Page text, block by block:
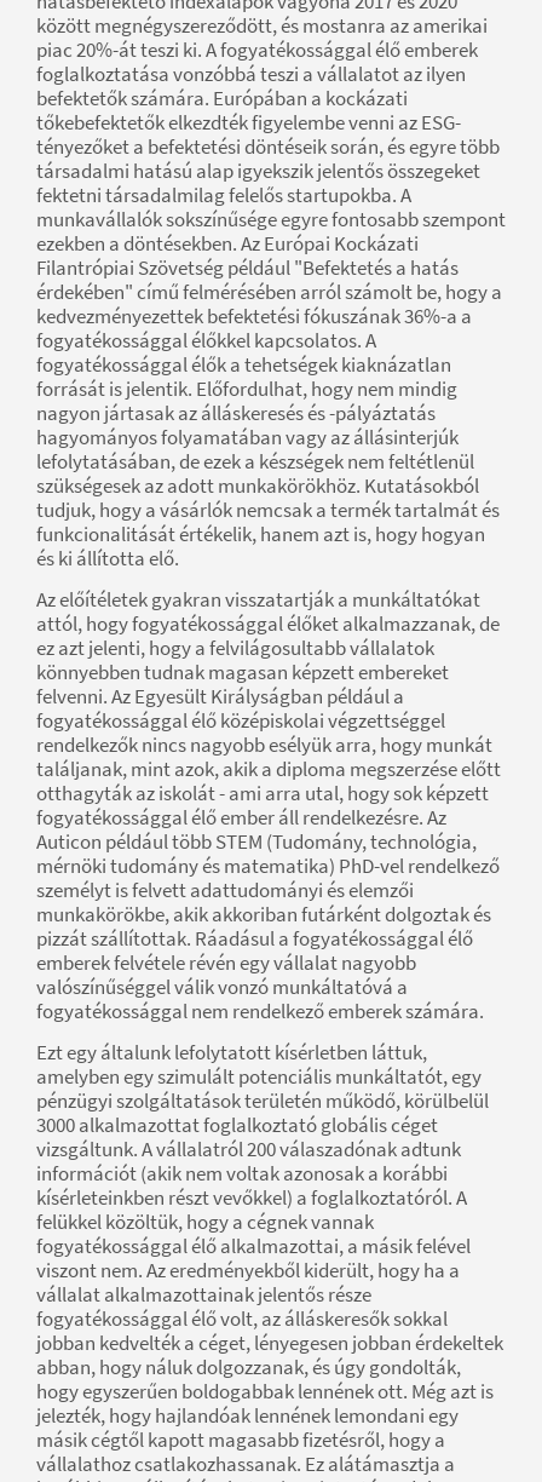
között megnégyszereződött, és mostanra az amerikai
piac 20%-át teszi ki. A fogyatékossággal élő emberek
foglalkoztatása vonzóbbá teszi a vállalatot az ilyen
befektetők számára. Európában a kockázati
tőkebefektetők elkezdték figyelembe venni az ESG-
tényezőket a befektetési döntéseik során, és egyre több
társadalmi hatású alap igyekszik jelentős összegeket
fektetni társadalmilag felelős startupokba. A
munkavállalók sokszínűsége egyre fontosabb szempont
ezekben a döntésekben. Az Európai Kockázati
Filantrópiai Szövetség például "Befektetés a hatás
érdekében" című felmérésében arról számolt be, hogy a
kedvezményezettek befektetési fókuszának 36%-a a
fogyatékossággal élőkkel kapcsolatos. A
fogyatékossággal élők a tehetségek kiaknázatlan
forrását is jelentik. Előfordulhat, hogy nem mindig
nagyon jártasak az álláskeresés és -pályáztatás
hagyományos folyamatában vagy az állásinterjúk
lefolytatásában, de ezek a készségek nem feltétlenül
szükségesek az adott munkakörökhöz. Kutatásokból
tudjuk, hogy a vásárlók nemcsak a termék tartalmát és
funkcionalitását értékelik, hanem azt is, hogy hogyan
és ki állította elő.
Az előítéletek gyakran visszatartják a munkáltatókat
attól, hogy fogyatékossággal élőket alkalmazzanak, de
ez azt jelenti, hogy a felvilágosultabb vállalatok
könnyebben tudnak magasan képzett embereket
felvenni. Az Egyesült Királyságban például a
fogyatékossággal élő középiskolai végzettséggel
rendelkezők nincs nagyobb esélyük arra, hogy munkát
találjanak, mint azok, akik a diploma megszerzése előtt
otthagyták az iskolát - ami arra utal, hogy sok képzett
fogyatékossággal élő ember áll rendelkezésre. Az
Auticon például több STEM (Tudomány, technológia,
mérnöki tudomány és matematika) PhD-vel rendelkező
személyt is felvett adattudományi és elemzői
munkakörökbe, akik akkoriban futárként dolgoztak és
pizzát szállítottak. Ráadásul a fogyatékossággal élő
emberek felvétele révén egy vállalat nagyobb
valószínűséggel válik vonzó munkáltatóvá a
fogyatékossággal nem rendelkező emberek számára.
Ezt egy általunk lefolytatott kísérletben láttuk,
amelyben egy szimulált potenciális munkáltatót, egy
pénzügyi szolgáltatások területén működő, körülbelül
3000 alkalmazottat foglalkoztató globális céget
vizsgáltunk. A vállalatról 200 válaszadónak adtunk
információt (akik nem voltak azonosak a korábbi
kísérleteinkben részt vevőkkel) a foglalkoztatóról. A
felükkel közöltük, hogy a cégnek vannak
fogyatékossággal élő alkalmazottai, a másik felével
viszont nem. Az eredményekből kiderült, hogy ha a
vállalat alkalmazottainak jelentős része
fogyatékossággal élő volt, az álláskeresők sokkal
jobban kedvelték a céget, lényegesen jobban érdekeltek
abban, hogy náluk dolgozzanak, és úgy gondolták,
hogy egyszerűen boldogabbak lennének ott. Még azt is
jelezték, hogy hajlandóak lennének lemondani egy
másik cégtől kapott magasabb fizetésről, hogy a
vállalathoz csatlakozhassanak. Ez alátámasztja a